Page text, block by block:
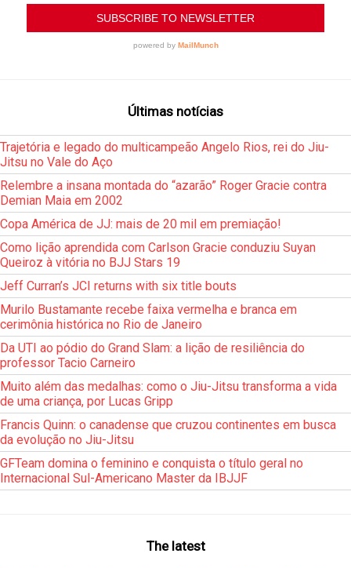
Últimas notícias
Trajetória e legado do multicampeão Angelo Rios, rei do Jiu-
Jitsu no Vale do Aço
Relembre a insana montada do “azarão” Roger Gracie contra
Demian Maia em 2002
Copa América de JJ: mais de 20 mil em premiação!
Como lição aprendida com Carlson Gracie conduziu Suyan
Queiroz à vitória no BJJ Stars 19
Jeff Curran’s JCI returns with six title bouts
Murilo Bustamante recebe faixa vermelha e branca em
cerimônia histórica no Rio de Janeiro
Da UTI ao pódio do Grand Slam: a lição de resiliência do
professor Tacio Carneiro
Muito além das medalhas: como o Jiu-Jitsu transforma a vida
de uma criança, por Lucas Gripp
Francis Quinn: o canadense que cruzou continentes em busca
da evolução no Jiu-Jitsu
GFTeam domina o feminino e conquista o título geral no
Internacional Sul-Americano Master da IBJJF
The latest